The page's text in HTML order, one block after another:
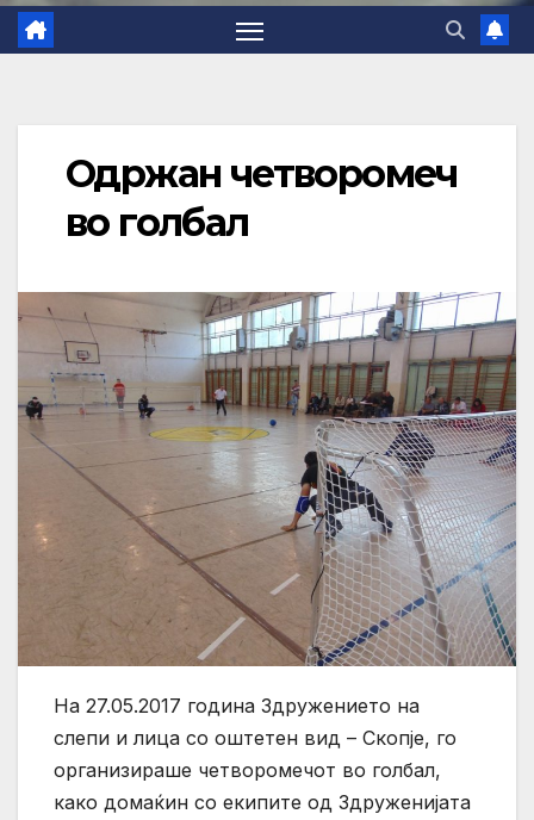
Одржан четворомеч
во голбал
На 27.05.2017 година Здружението на
слепи и лица со оштетен вид – Скопје, го
организираше четворомечот во голбал,
како домаќин со екипите од Здруженијата